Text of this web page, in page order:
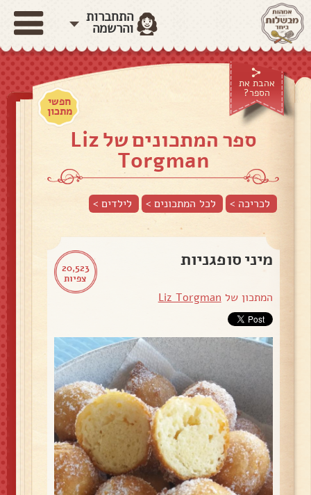
התחברות
והרשמה
אהבת את
הספר?
חפשי
מתכון
ספר המתכונים של Liz
Torgman
לכריכה > לכל המתכונים > לילדים>
20,523
צפיות
מיני סופגניות
המתכון של Liz Torgman